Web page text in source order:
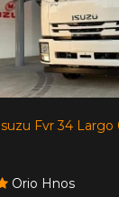
Fvr 34 Largo
Orio Hnos